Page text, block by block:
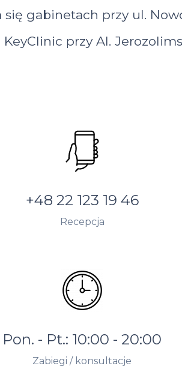
gabinetach przy ul.
przy Al.
+48 22 123 19 46
Recepcja
Pon. - Pt.: 10:00 - 20:00
Zabiegi / konsultacje